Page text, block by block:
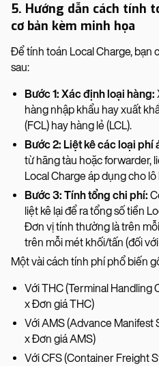
5. Hướng dẫn cách tính
cơ bản kèm minh họa
Để tính toán Local Charge, bạn
sau:
Bước 1: Xác định loại hàng:
hàng nhập khẩu hay xuất
(FCL) hay hàng lẻ (LCL).
Bước 2: Liệt kê các loại phí
từ hãng tàu hoặc forwarder,
Local Charge áp dụng cho
Bước 3: Tính tổng chi phí:
liệt kê lại để ra tổng số tiền
Đơn vị tính thường là trên
trên mỗi mét khối/tấn (đối với
Một vài cách tính phí phổ biến
Với THC (Terminal Handling
x Đơn giá THC)
Với AMS (Advance Manifest
x Đơn giá AMS)
Với CFS (Container Freight